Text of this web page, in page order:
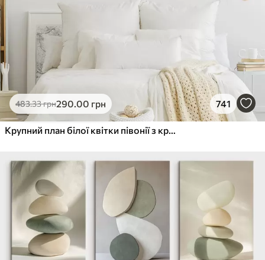
483.33грн290.00 грн 741
Крупний план білої квітки півонії з крапельками води на пелюстках на розмитому фоні